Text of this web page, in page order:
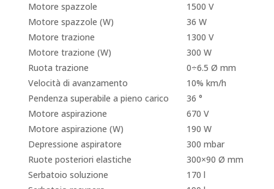
Motore spazzole
1500 V
Motore spazzole (W)
36 W
Motore trazione
1300 V
Motore trazione (W)
300 W
Ruota trazione
0÷6.5 Ø mm
Velocità di avanzamento
10% km/h
Pendenza superabile a pieno carico
36 °
Motore aspirazione
670 V
Motore aspirazione (W)
190 W
Depressione aspiratore
300 mbar
Ruote posteriori elastiche
300×90 Ø mm
Serbatoio soluzione
170 l